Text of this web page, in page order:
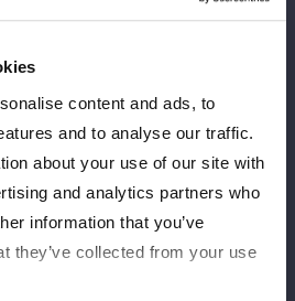
content and ads, to
and to analyse our traffic.
about your use of our site with
and analytics partners who
information that you’ve
they’ve collected from your use
8 pessoas